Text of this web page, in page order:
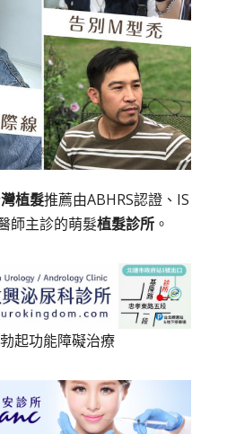
植髮推薦由ABHRS認證、IS
師主診的萌髮植髮診所。
勃起功能障礙治療